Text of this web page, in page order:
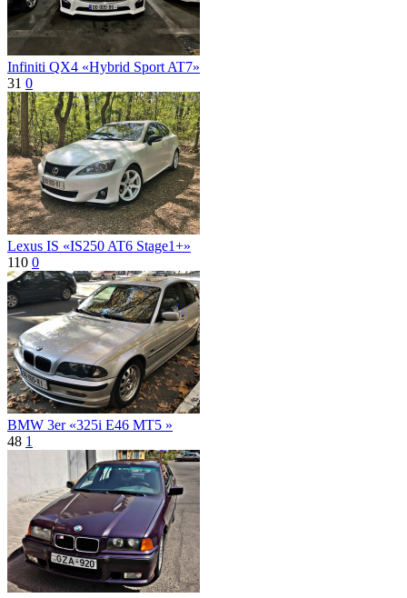
Infiniti QX4 «Hybrid Sport AT7»
31 0
Lexus IS «IS250 AT6 Stage1+»
110 0
BMW 3er «325i E46 MT5 »
48 1